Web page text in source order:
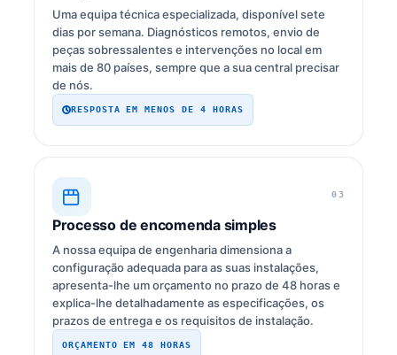
Uma equipa técnica especializada, disponível sete
dias por semana. Diagnósticos remotos, envio de
peças sobressalentes e intervenções no local em
mais de 80 países, sempre que a sua central precisar
de nós.
RESPOSTA EM MENOS DE 4 HORAS
03
Processo de encomenda simples
A nossa equipa de engenharia dimensiona a
configuração adequada para as suas instalações,
apresenta-lhe um orçamento no prazo de 48 horas e
explica-lhe detalhadamente as especificações, os
prazos de entrega e os requisitos de instalação.
ORÇAMENTO EM 48 HORAS